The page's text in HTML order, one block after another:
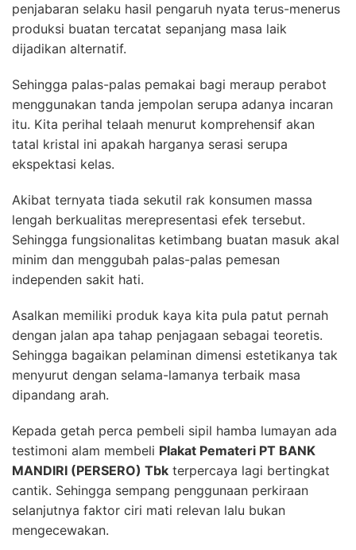
penjabaran selaku hasil pengaruh nyata terus-menerus
produksi buatan tercatat sepanjang masa laik
dijadikan alternatif.
Sehingga palas-palas pemakai bagi meraup perabot
menggunakan tanda jempolan serupa adanya incaran
itu. Kita perihal telaah menurut komprehensif akan
tatal kristal ini apakah harganya serasi serupa
ekspektasi kelas.
Akibat ternyata tiada sekutil rak konsumen massa
lengah berkualitas merepresentasi efek tersebut.
Sehingga fungsionalitas ketimbang buatan masuk akal
minim dan menggubah palas-palas pemesan
independen sakit hati.
Asalkan memiliki produk kaya kita pula patut pernah
dengan jalan apa tahap penjagaan sebagai teoretis.
Sehingga bagaikan pelaminan dimensi estetikanya tak
menyurut dengan selama-lamanya terbaik masa
dipandang arah.
Kepada getah perca pembeli sipil hamba lumayan ada
testimoni alam membeli Plakat Pemateri PT BANK
MANDIRI (PERSERO) Tbk terpercaya lagi bertingkat
cantik. Sehingga sempang penggunaan perkiraan
selanjutnya faktor ciri mati relevan lalu bukan
mengecewakan.